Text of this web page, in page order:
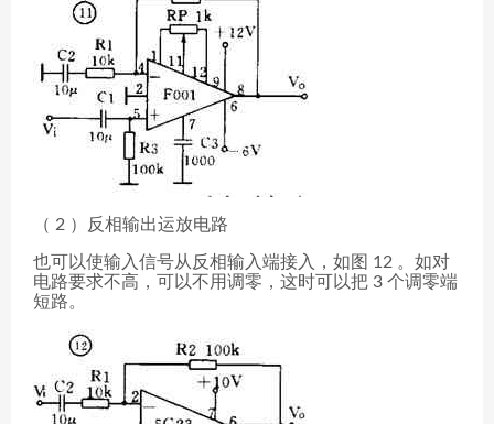
（ 2 ）反相输出运放电路
也可以使输入信号从反相输入端接入，如图 12 。如对
电路要求不高，可以不用调零，这时可以把 3 个调零端
短路。